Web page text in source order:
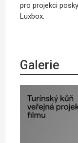
pro projekci
Luxbox.
Galerie